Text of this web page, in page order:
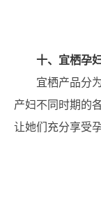
十、宜栖孕
宜栖产品分
产妇不同时期的
让她们充分享受